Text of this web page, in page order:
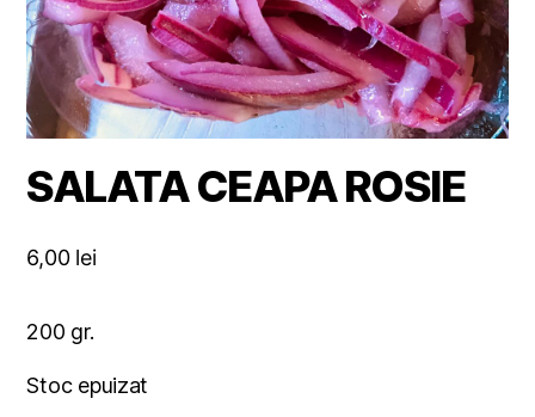
SALATA CEAPA ROSIE
6,00 lei
200 gr.
Stoc epuizat